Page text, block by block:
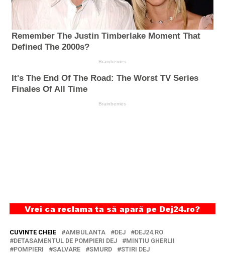
CUVINTE CHEIE AMBULANTA DEJ
DEJ24.RO
DETASAMENTUL DE POMPIERI DEJ
MINTIU GHERLII
POMPIERI
SALVARE SMURD STIRI DEJ